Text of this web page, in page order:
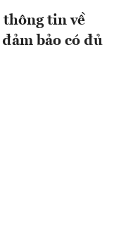
thông tin về
bảo có đủ